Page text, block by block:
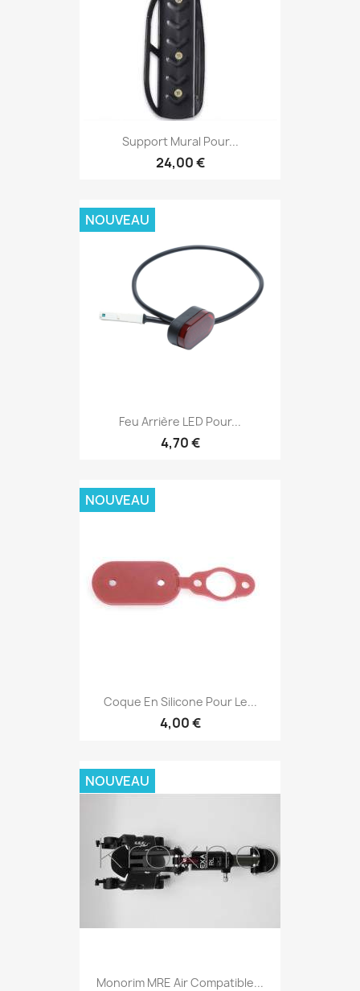
Support Mural Pour...
24,00 €
Feu Arrière LED Pour...
4,70 €
NOUVEAU
Coque En Silicone Pour Le...
4,00 €
NOUVEAU
Monorim MRE Air Compatible...
NOUVEAU